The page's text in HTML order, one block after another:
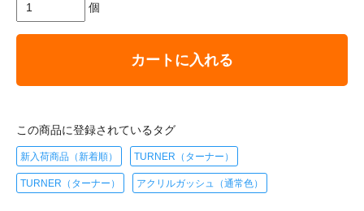
個
カートに入れる
この商品に登録されているタグ
新入荷商品（新着順） TURNER（ターナー）
TURNER（ターナー） アクリルガッシュ（通常色）